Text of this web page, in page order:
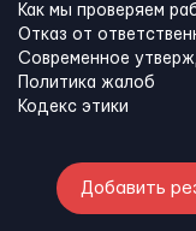
Как мы проверяем
Отказ от
Современное
Политика жалоб
Кодекс этики
Добавить